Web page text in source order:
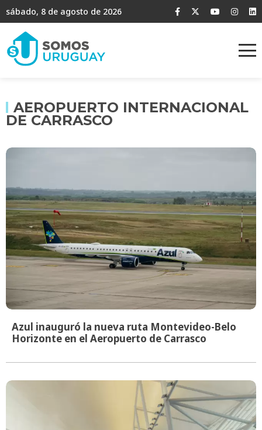
sábado, 8 de agosto de 2026
AEROPUERTO INTERNACIONAL
DE CARRASCO
Azul inauguró la nueva ruta Montevideo-Belo
Horizonte en el Aeropuerto de Carrasco